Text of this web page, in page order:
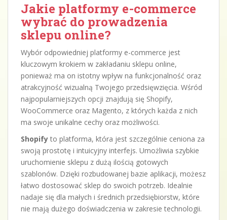
Jakie platformy e-commerce
wybrać do prowadzenia
sklepu online?
Wybór odpowiedniej platformy e-commerce jest
kluczowym krokiem w zakładaniu sklepu online,
ponieważ ma on istotny wpływ na funkcjonalność oraz
atrakcyjność wizualną Twojego przedsięwzięcia. Wśród
najpopularniejszych opcji znajdują się Shopify,
WooCommerce oraz Magento, z których każda z nich
ma swoje unikalne cechy oraz możliwości.
Shopify to platforma, która jest szczególnie ceniona za
swoją prostotę i intuicyjny interfejs. Umożliwia szybkie
uruchomienie sklepu z dużą ilością gotowych
szablonów. Dzięki rozbudowanej bazie aplikacji, możesz
łatwo dostosować sklep do swoich potrzeb. Idealnie
nadaje się dla małych i średnich przedsiębiorstw, które
nie mają dużego doświadczenia w zakresie technologii.